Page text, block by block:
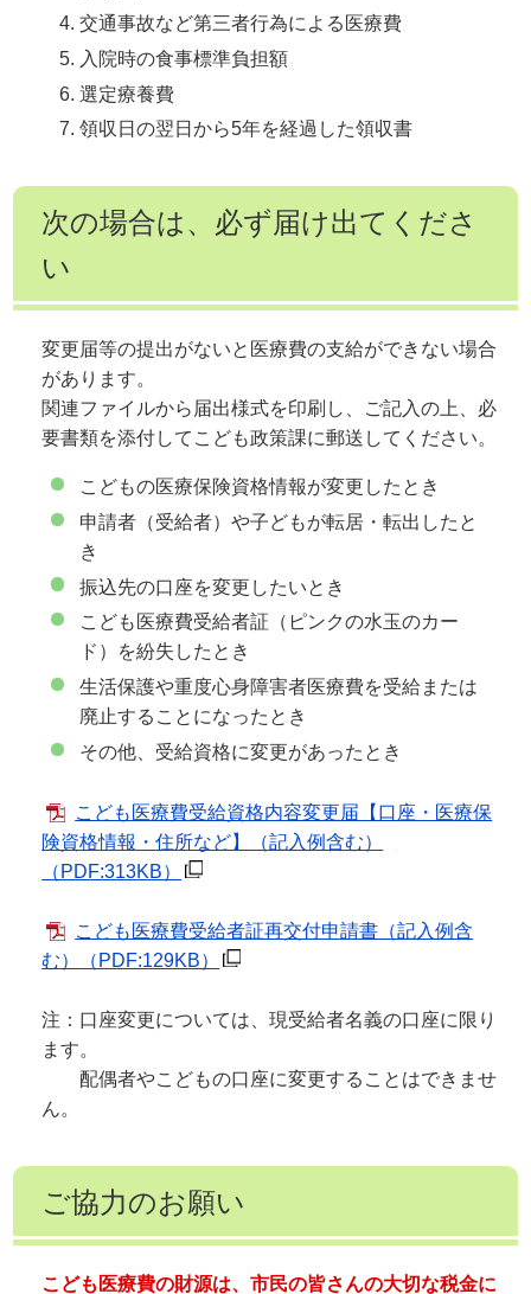
交通事故など第三者行為による医療費
入院時の食事標準負担額
選定療養費
領収日の翌日から5年を経過した領収書
次の場合は、必ず届け出てくださ
い
変更届等の提出がないと医療費の支給ができない場合
があります。
関連ファイルから届出様式を印刷し、ご記入の上、必
要書類を添付してこども政策課に郵送してください。
こどもの医療保険資格情報が変更したとき
申請者（受給者）や子どもが転居・転出したと
き
振込先の口座を変更したいとき
こども医療費受給者証（ピンクの水玉のカー
ド）を紛失したとき
生活保護や重度心身障害者医療費を受給または
廃止することになったとき
その他、受給資格に変更があったとき
こども医療費受給資格内容変更届【口座・医療保
険資格情報・住所など】（記入例含む）
（PDF:313KB）
こども医療費受給者証再交付申請書（記入例含
む）
（PDF:129KB）
注：口座変更については、現受給者名義の口座に限り
ます。
配偶者やこどもの口座に変更することはできませ
ん。
ご協力のお願い
こども医療費の財源は、市民の皆さんの大切な税金に